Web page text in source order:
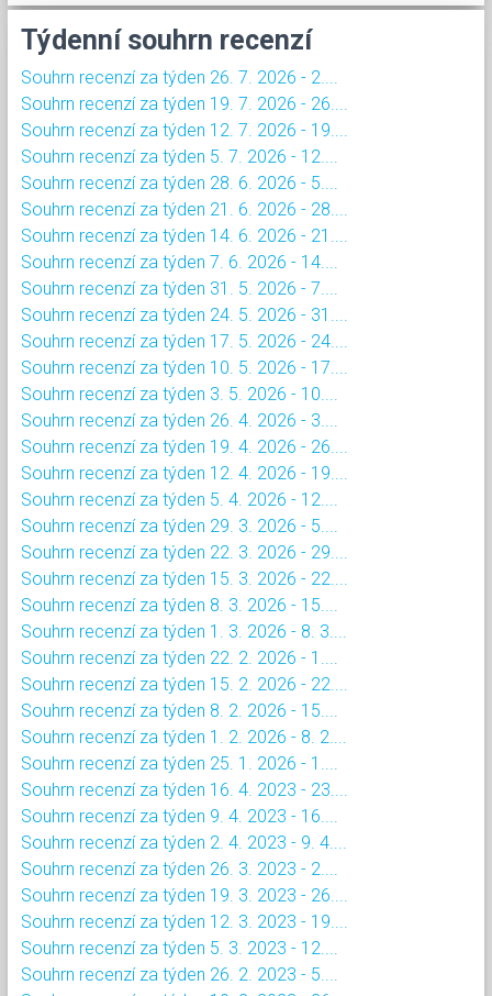
Týdenní souhrn recenzí
Souhrn recenzí za týden 26. 7. 2026 - 2....
Souhrn recenzí za týden 19. 7. 2026 - 26....
Souhrn recenzí za týden 12. 7. 2026 - 19....
Souhrn recenzí za týden 5. 7. 2026 - 12....
Souhrn recenzí za týden 28. 6. 2026 - 5....
Souhrn recenzí za týden 21. 6. 2026 - 28....
Souhrn recenzí za týden 14. 6. 2026 - 21....
Souhrn recenzí za týden 7. 6. 2026 - 14....
Souhrn recenzí za týden 31. 5. 2026 - 7....
Souhrn recenzí za týden 24. 5. 2026 - 31....
Souhrn recenzí za týden 17. 5. 2026 - 24....
Souhrn recenzí za týden 10. 5. 2026 - 17....
Souhrn recenzí za týden 3. 5. 2026 - 10....
Souhrn recenzí za týden 26. 4. 2026 - 3....
Souhrn recenzí za týden 19. 4. 2026 - 26....
Souhrn recenzí za týden 12. 4. 2026 - 19....
Souhrn recenzí za týden 5. 4. 2026 - 12....
Souhrn recenzí za týden 29. 3. 2026 - 5....
Souhrn recenzí za týden 22. 3. 2026 - 29....
Souhrn recenzí za týden 15. 3. 2026 - 22....
Souhrn recenzí za týden 8. 3. 2026 - 15....
Souhrn recenzí za týden 1. 3. 2026 - 8. 3....
Souhrn recenzí za týden 22. 2. 2026 - 1....
Souhrn recenzí za týden 15. 2. 2026 - 22....
Souhrn recenzí za týden 8. 2. 2026 - 15....
Souhrn recenzí za týden 1. 2. 2026 - 8. 2....
Souhrn recenzí za týden 25. 1. 2026 - 1....
Souhrn recenzí za týden 16. 4. 2023 - 23....
Souhrn recenzí za týden 9. 4. 2023 - 16....
Souhrn recenzí za týden 2. 4. 2023 - 9. 4....
Souhrn recenzí za týden 26. 3. 2023 - 2....
Souhrn recenzí za týden 19. 3. 2023 - 26....
Souhrn recenzí za týden 12. 3. 2023 - 19....
Souhrn recenzí za týden 5. 3. 2023 - 12....
Souhrn recenzí za týden 26. 2. 2023 - 5....